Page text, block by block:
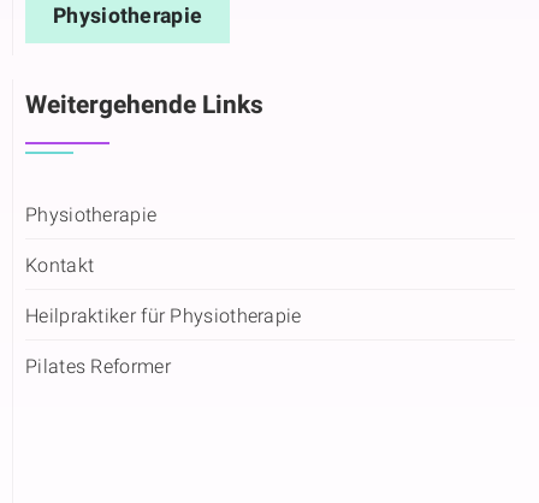
Physiotherapie
Weitergehende Links
Physiotherapie
Kontakt
Heilpraktiker für Physiotherapie
Pilates Reformer